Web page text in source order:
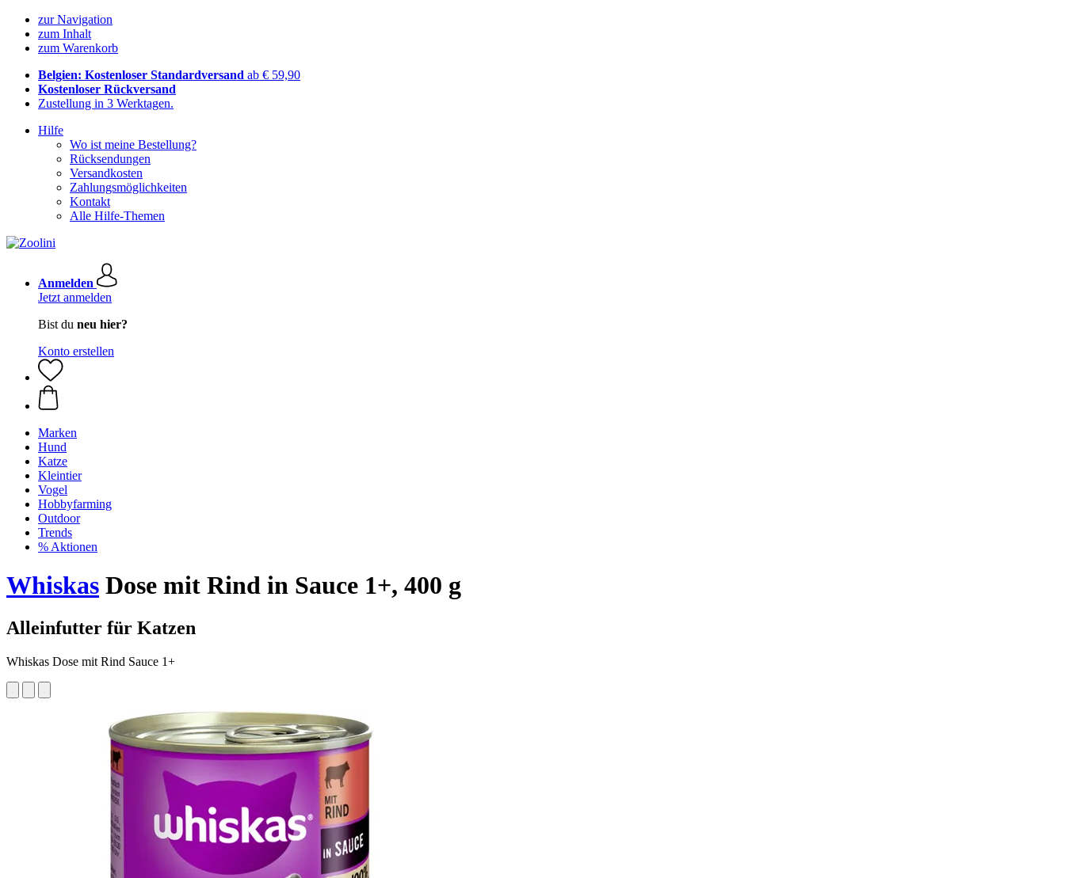
zur Navigation
zum Inhalt
zum Warenkorb
Belgien: Kostenloser Standardversand ab € 59,90
Kostenloser Rückversand
Zustellung in 3 Werktagen.
Hilfe
Wo ist meine Bestellung?
Rücksendungen
Versandkosten
Zahlungsmöglichkeiten
Kontakt
Alle Hilfe-Themen
Anmelden
Jetzt anmelden
Bist du neu hier?
Konto erstellen
Marken
Hund
Katze
Kleintier
Vogel
Hobbyfarming
Outdoor
Trends
% Aktionen
Whiskas Dose mit Rind in Sauce 1+, 400 g
Alleinfutter für Katzen
Whiskas Dose mit Rind Sauce 1+